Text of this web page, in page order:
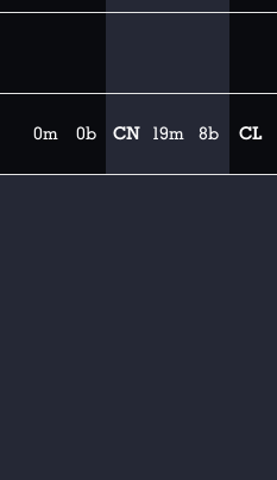
0m 0b CN 19m 8b CL